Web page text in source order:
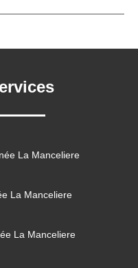
La Manceliere
La Manceliere
La Manceliere